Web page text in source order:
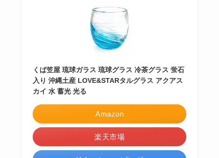
くば笠屋 琉球ガラス 琉球グラス 冷茶グラス 蛍石
入り 沖縄土産 LOVE&STARタルグラス アクアス
カイ 水 蓄光 光る
Amazon
楽天市場